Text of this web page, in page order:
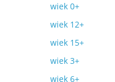
wiek 0+
wiek 12+
wiek 15+
wiek 3+
wiek 6+